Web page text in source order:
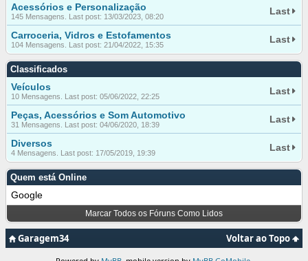
Acessórios e Personalização
145 Mensagens. Last post: 13/03/2023, 08:20 Last
Carroceria, Vidros e Estofamentos
104 Mensagens. Last post: 21/04/2022, 15:35 Last
Classificados
Veículos
10 Mensagens. Last post: 05/06/2022, 22:25 Last
Peças, Acessórios e Som Automotivo
31 Mensagens. Last post: 04/06/2020, 18:39 Last
Diversos
4 Mensagens. Last post: 17/05/2019, 19:39 Last
Quem está Online
Google
Marcar Todos os Fóruns Como Lidos
Voltar ao Topo
Garagem34